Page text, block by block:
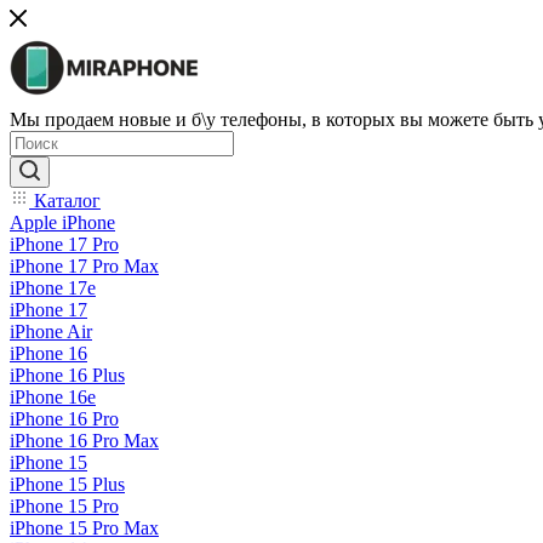
Мы продаем новые и б\у телефоны, в которых вы можете быть
Каталог
Apple iPhone
iPhone 17 Pro
iPhone 17 Pro Max
iPhone 17e
iPhone 17
iPhone Air
iPhone 16
iPhone 16 Plus
iPhone 16e
iPhone 16 Pro
iPhone 16 Pro Max
iPhone 15
iPhone 15 Plus
iPhone 15 Pro
iPhone 15 Pro Max